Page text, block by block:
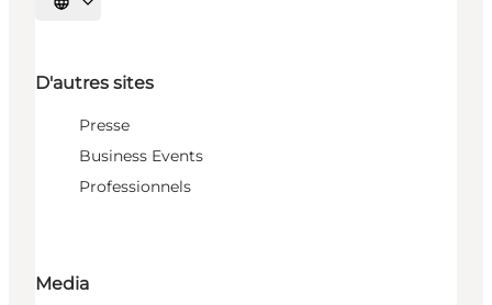
Choisissez la langue
D'autres sites
Presse
Business Events
Professionnels
Media